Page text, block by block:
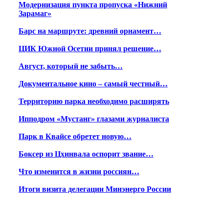
Модернизация пункта пропуска «Нижний
Зарамаг»
Барс на маршруте: древний орнамент…
ЦИК Южной Осетии принял решение…
Август, который не забыть…
Документальное кино – самый честный…
Территорию парка необходимо расширять
Ипподром «Мустанг» глазами журналиста
Парк в Квайсе обретет новую…
Боксер из Цхинвала оспорит звание…
Что изменится в жизни россиян…
Итоги визита делегации Минэнерго России